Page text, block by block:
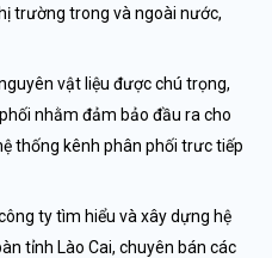
trường trong và ngoài nước,
vật liệu được chú trọng,
nhằm đảm bảo đầu ra cho
thống kênh phân phối trưc tiếp
ty tìm hiểu và xây dựng hệ
tỉnh Lào Cai, chuyên bán các